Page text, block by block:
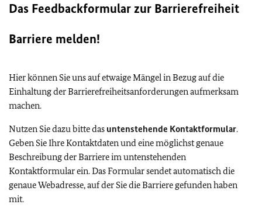
Das Feedbackformular zur Barrierefreiheit
Barriere melden!
Hier können Sie uns auf etwaige Mängel in Bezug auf die
Einhaltung der Barrierefreiheitsanforderungen aufmerksam
machen.
Nutzen Sie dazu bitte das untenstehende Kontaktformular.
Geben Sie Ihre Kontaktdaten und eine möglichst genaue
Beschreibung der Barriere im untenstehenden
Kontaktformular ein. Das Formular sendet automatisch die
genaue Webadresse, auf der Sie die Barriere gefunden haben
mit.